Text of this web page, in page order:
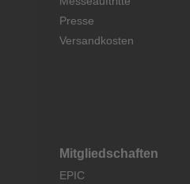
Presse
Versandkosten
Mitgliedschaften
EPIC